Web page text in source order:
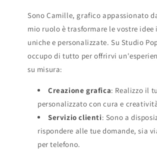
Sono Camille, grafico appassionato
mio ruolo è trasformare le vostre idee
uniche e personalizzate. Su Studio
occupo di tutto per offrirvi
su misura:
Creazione grafica: Realizzo il
personalizzato con cura e
Servizio clienti: Sono a
rispondere alle tue domande, sia
per telefono.